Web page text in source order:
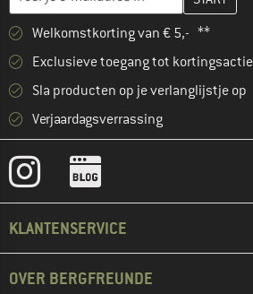
Welkomstkorting van € 5,- **
Exclusieve toegang tot
Sla producten op je verlanglijstje op
Verjaardagsverrassing
KLANTENSERVICE
OVER BERGFREUNDE